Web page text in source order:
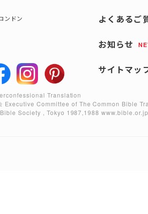
ンドン
よくあるご
お知らせ
サイトマッ
Translation
Executive Committee of The Common Bible
Society , Tokyo 1987,1988www.bible.or.jp